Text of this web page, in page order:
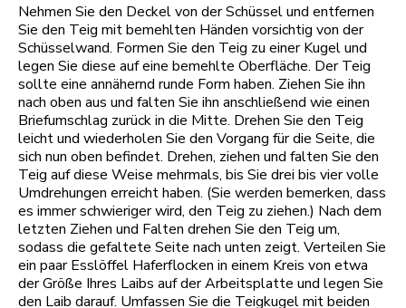
Nehmen Sie den Deckel von der Schüssel und entfernen
Sie den Teig mit bemehlten Händen vorsichtig von der
Schüsselwand. Formen Sie den Teig zu einer Kugel und
legen Sie diese auf eine bemehlte Oberfläche. Der Teig
sollte eine annähernd runde Form haben. Ziehen Sie ihn
nach oben aus und falten Sie ihn anschließend wie einen
Briefumschlag zurück in die Mitte. Drehen Sie den Teig
leicht und wiederholen Sie den Vorgang für die Seite, die
sich nun oben befindet. Drehen, ziehen und falten Sie den
Teig auf diese Weise mehrmals, bis Sie drei bis vier volle
Umdrehungen erreicht haben. (Sie werden bemerken, dass
es immer schwieriger wird, den Teig zu ziehen.) Nach dem
letzten Ziehen und Falten drehen Sie den Teig um,
sodass die gefaltete Seite nach unten zeigt. Verteilen Sie
ein paar Esslöffel Haferflocken in einem Kreis von etwa
der Größe Ihres Laibs auf der Arbeitsplatte und legen Sie
den Laib darauf. Umfassen Sie die Teigkugel mit beiden